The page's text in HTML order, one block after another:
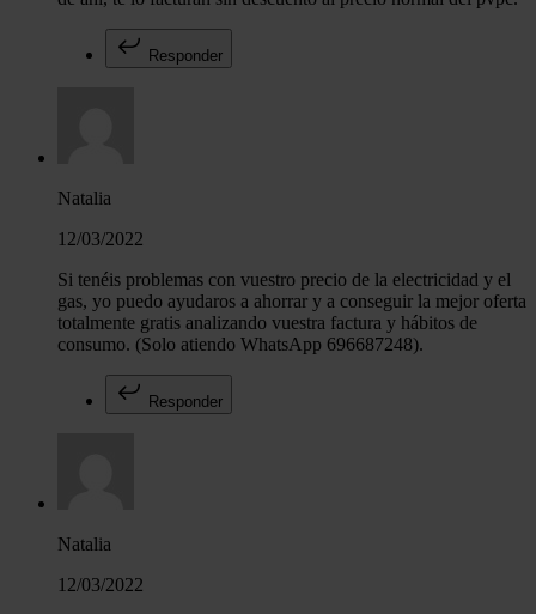
Responder
Natalia
12/03/2022
Si tenéis problemas con vuestro precio de la electricidad y el
gas, yo puedo ayudaros a ahorrar y a conseguir la mejor oferta
totalmente gratis analizando vuestra factura y hábitos de
consumo. (Solo atiendo WhatsApp 696687248).
Responder
Natalia
12/03/2022